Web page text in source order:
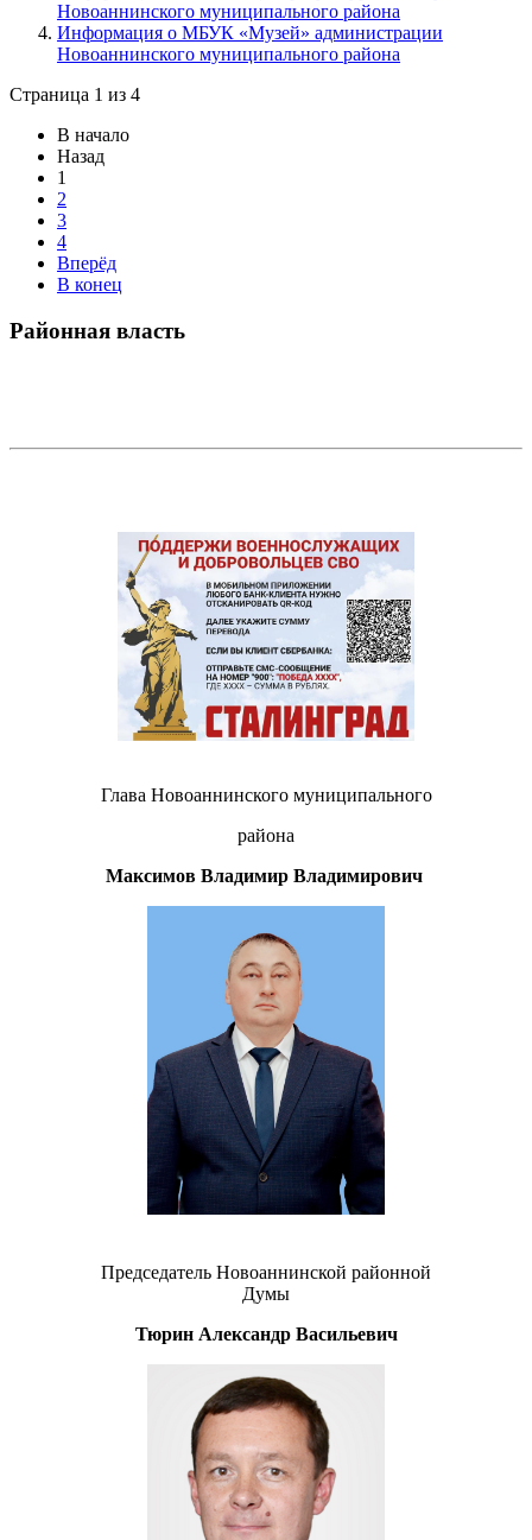
Новоаннинского муниципального района
Информация о МБУК «Музей» администрации
Новоаннинского муниципального района
Страница 1 из 4
В начало
Назад
1
2
3
4
Вперёд
В конец
Районная власть
Глава Новоаннинского муниципального
района
Максимов Владимир Владимирович
Председатель Новоаннинской районной
Думы
Тюрин Александр Васильевич